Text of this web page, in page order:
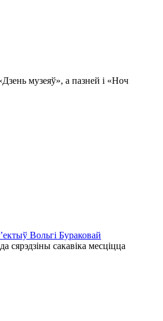
музеяў», а пазней і «Ноч
Вольгі Бураковай
сакавіка месціцца